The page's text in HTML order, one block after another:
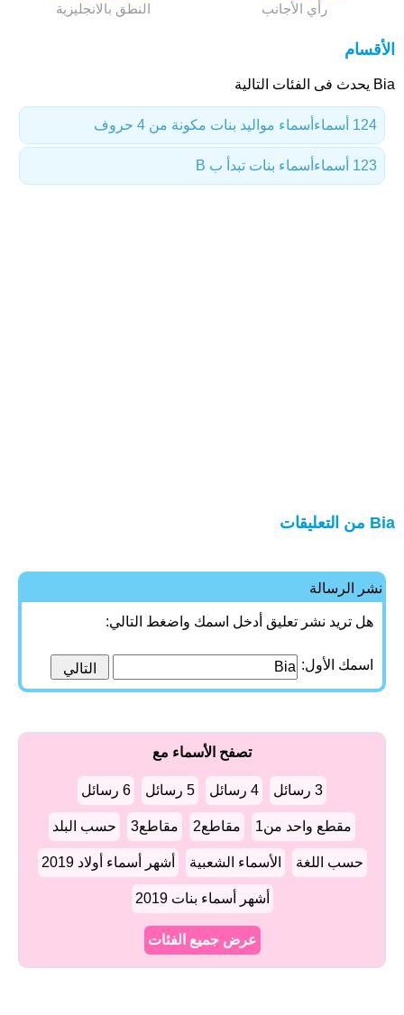
النطق بالانجليزية رأي الأجانب
الأقسام
Bia يحدث فى الفئات التالية
أسماء مواليد بنات مكونة من 4 حروف 124 أسماء
أسماء بنات تبدأ ب B 123 أسماء
Bia من التعليقات
نشر الرسالة
هل تريد نشر تعليق أدخل اسمك واضغط التالي:
اسمك الأول:
تصفح الأسماء مع
3 رسائل 4 رسائل 5 رسائل 6 رسائل
مقطع واحد من1 مقاطع2 مقاطع3 حسب البلد
حسب اللغة الأسماء الشعبية أشهر أسماء أولاد 2019
أشهر أسماء بنات 2019
عرض جميع الفئات